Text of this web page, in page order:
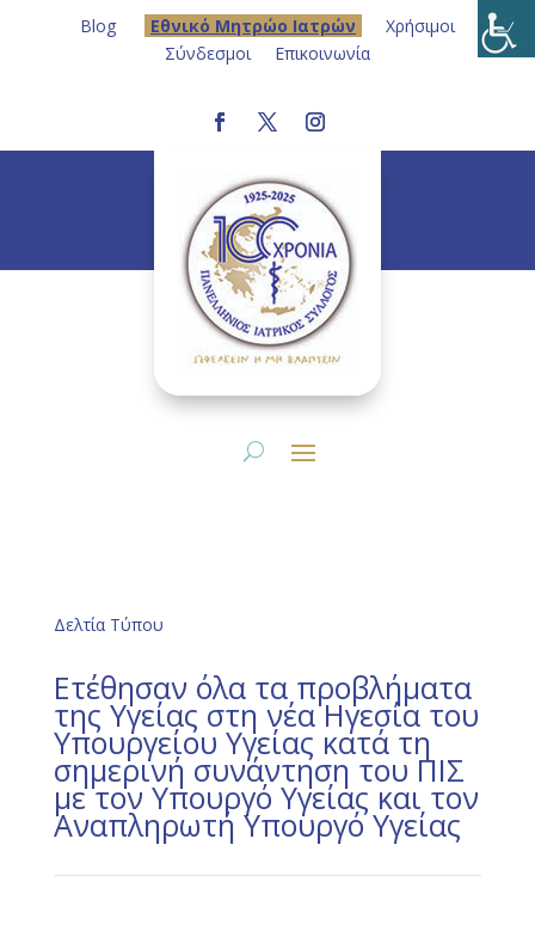
Blog Eθνικό Μητρώο Ιατρών
Χρήσιμοι
Σύνδεσμοι
Επικοινωνία
Δελτία Τύπου
Ετέθησαν όλα τα προβλήματα
της Υγείας στη νέα Ηγεσία του
Υπουργείου Υγείας κατά τη
σημερινή συνάντηση του ΠΙΣ
με τον Υπουργό Υγείας και τον
Αναπληρωτή Υπουργό Υγείας